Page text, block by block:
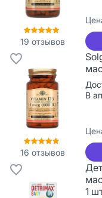
19 отзывов
16 отзывов
В
1